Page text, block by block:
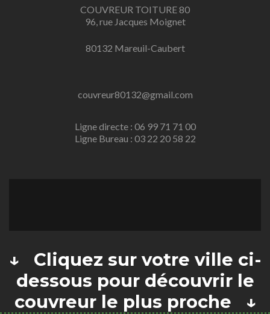
COUVREUR TOITURE 80
96, rue Jacques Moignet
80132 Mareuil-Caubert
couvreur80132@gmail.com
Ligne directe : 06 99 71 71 00
Ligne Bureau : 03 22 20 58 22
↓ Cliquez sur votre ville ci-
dessous pour découvrir le
couvreur le plus proche ↓